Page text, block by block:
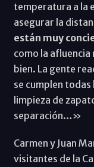
temperatura a la
asegurar la
están muy
como la
bien. La gente
se cumplen
limpieza de
separación…»
Carmen y Juan
visitantes de la